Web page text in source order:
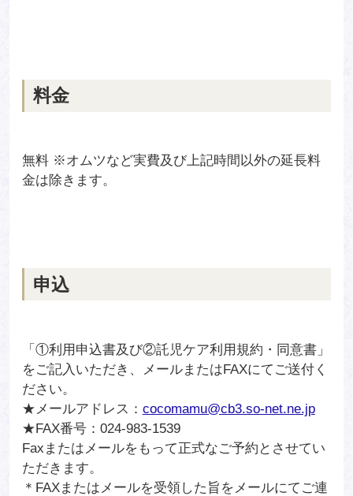
料金
無料 ※オムツなど実費及び上記時間以外の延長料
金は除きます。
申込
「①利用申込書及び②託児ケア利用規約・同意書」
をご記入いただき、メールまたはFAXにてご送付く
ださい。
★メールアドレス： cocomamu@cb3.so-net.ne.jp
★FAX番号：024-983-1539
Faxまたはメールをもって正式なご予約とさせてい
ただきます。
＊FAXまたはメールを受領した旨をメールにてご連